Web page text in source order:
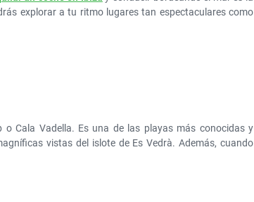
explorar a tu ritmo lugares tan espectaculares como
Cala Vadella. Es una de las playas más conocidas y
vistas del islote de Es Vedrà. Además, cuando
50€ al día